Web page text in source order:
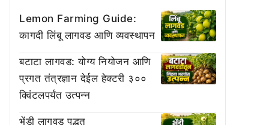
Lemon Farming Guide:
कागदी लिंबू लागवड आणि व्यवस्थापन
बटाटा लागवड: योग्य नियोजन आणि
प्रगत तंत्रज्ञान देईल हेक्टरी ३००
क्विंटलपर्यंत उत्पन्न
भेंडी लागवड पद्धत